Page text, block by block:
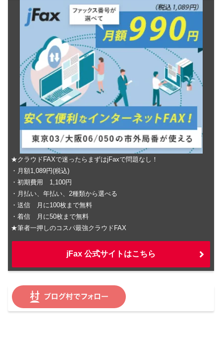
★クラウドFAXで迷ったらまずはjFaxで問題なし！
・月額1,089円(税込)
・初期費用 1,100円
・月払い、年払い、2種類から選べる
・送信 月に100枚まで無料
・着信 月に50枚まで無料
★筆者一押しのコスパ最強クラウドFAX
jFax 公式サイトはこちら